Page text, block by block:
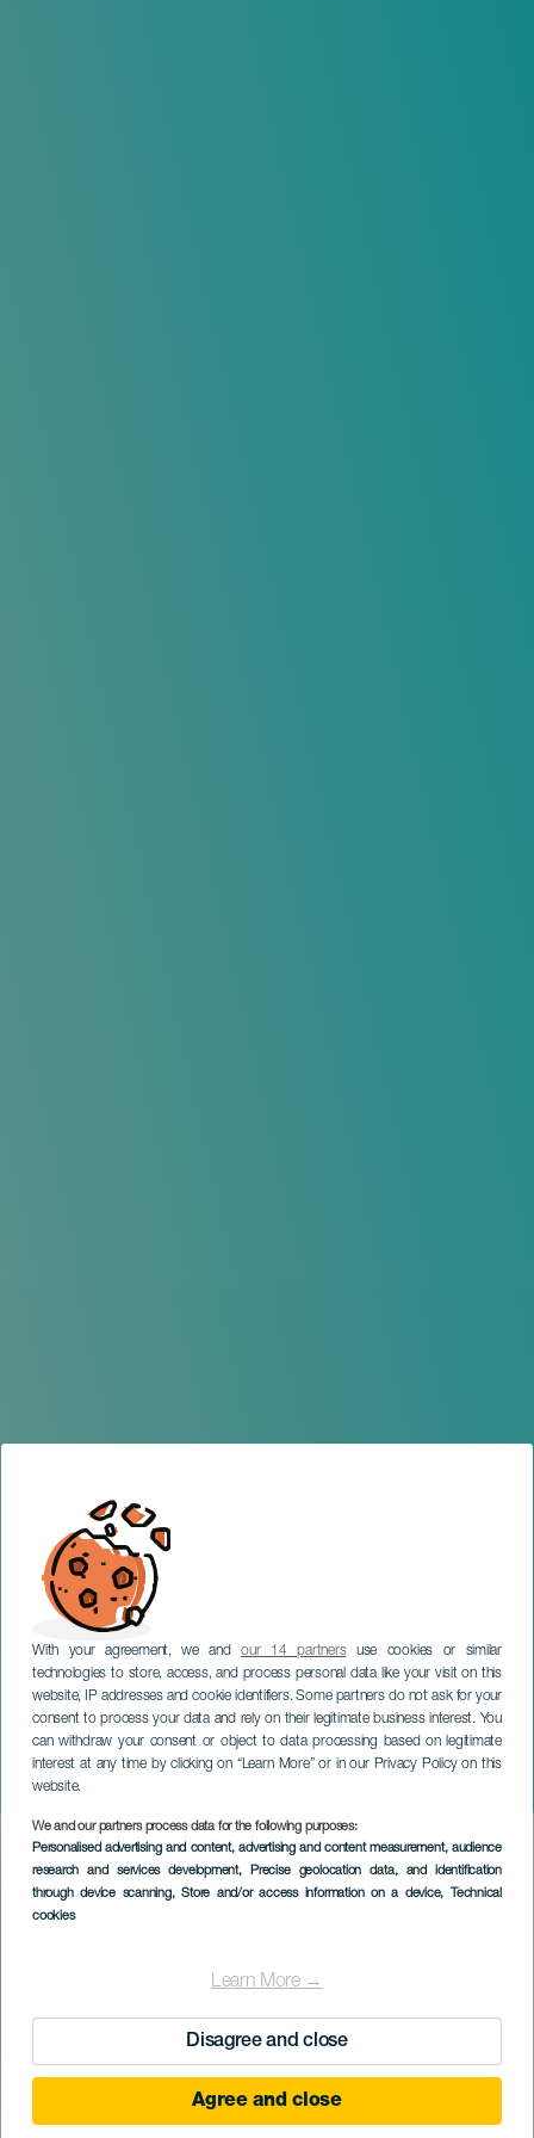
With your agreement, we andour 14 partnersuse cookies or similar
technologies to store, access, and process personal data like your visit on this
website, IP addresses and cookie identifiers. Some partners do not ask for your
consent to process your data and rely on their legitimate business interest. You
can withdraw your consent or object to data processing based on legitimate
interest at any time by clicking on “Learn More” or in our Privacy Policy on this
website.
We and our partners process data for the following purposes:
Personalised advertising and content, advertising and content measurement, audience
research and services development, Precise geolocation data, and identification
through device scanning, Store and/or access information on a device, Technical
cookies
Learn More →
Disagree and close
Agree and close
Kany García i konsert
GRAN CANARIA
Imagen
Listado